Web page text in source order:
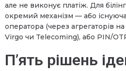
але не виконує платіж. Для
окремий механізм — або
оператора (через агрегаторів
Virgo чи Telecoming), або PIN/
П’ять рішень